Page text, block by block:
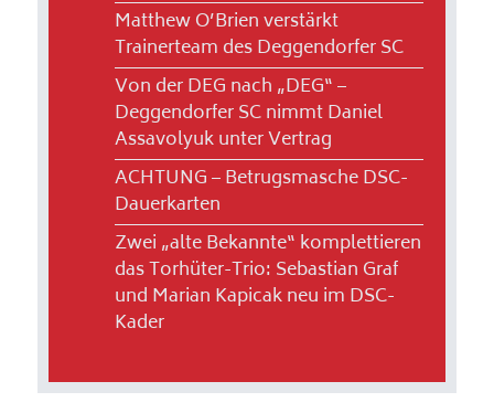
Matthew O’Brien verstärkt
Trainerteam des Deggendorfer SC
Von der DEG nach „DEG“ –
Deggendorfer SC nimmt Daniel
Assavolyuk unter Vertrag
ACHTUNG – Betrugsmasche DSC-
Dauerkarten
Zwei „alte Bekannte“ komplettieren
das Torhüter-Trio: Sebastian Graf
und Marian Kapicak neu im DSC-
Kader